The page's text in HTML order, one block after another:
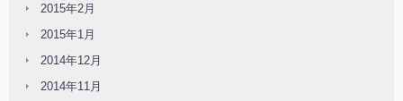
2015年2月
2015年1月
2014年12月
2014年11月